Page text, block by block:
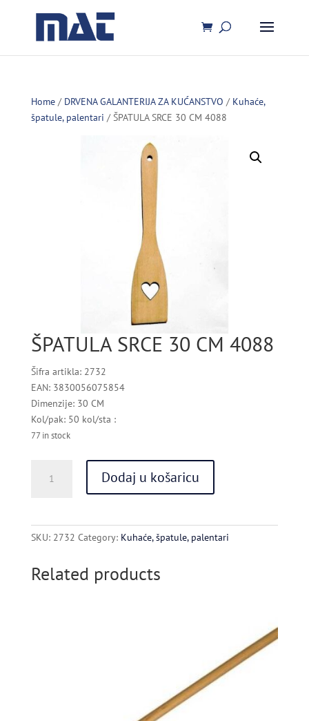
Home/ DRVENA GALANTERIJA ZA KUĆANSTVO / Kuhaće,
špatule, palentari / ŠPATULA SRCE 30 CM 4088
ŠPATULA SRCE 30 CM 4088
Šifra artikla: 2732
EAN: 3830056075854
Dimenzije: 30 CM
Kol/pak: 50 kol/sta :
77 in stock
SRCE
Dodaj u košaricu
SKU: 2732 Category: Kuhaće, špatule, palentari
Related products